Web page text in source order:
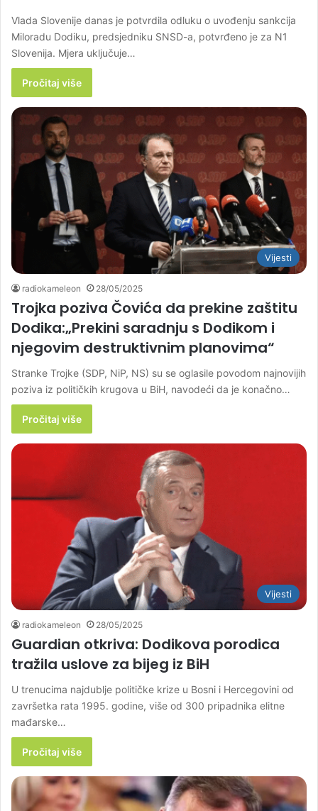
Vlada Slovenije danas je potvrdila odluku o uvođenju sankcija
Miloradu Dodiku, predsjedniku SNSD-a, potvrđeno je za N1
Slovenija. Mjera uključuje…
Pročitaj više
Vijesti
radiokameleon 28/05/2025
Trojka poziva Čovića da prekine zaštitu
Dodika:„Prekini saradnju s Dodikom i
njegovim destruktivnim planovima“
Stranke Trojke (SDP, NiP, NS) su se oglasile povodom najnovijih
poziva iz političkih krugova u BiH, navodeći da je konačno…
Pročitaj više
Vijesti
radiokameleon 28/05/2025
Guardian otkriva: Dodikova porodica
tražila uslove za bijeg iz BiH
U trenucima najdublje političke krize u Bosni i Hercegovini od
završetka rata 1995. godine, više od 300 pripadnika elitne
mađarske…
Pročitaj više